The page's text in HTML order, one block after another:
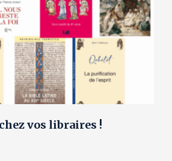
vos libraires !